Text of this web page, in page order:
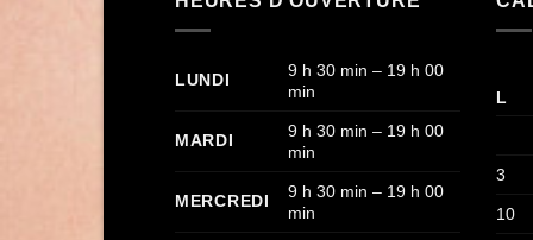
LUNDI
9 h 30 min – 19 h 00
min
MARDI
9 h 30 min – 19 h 00
min
MERCREDI
9 h 30 min – 19 h 00
min
L
3
10